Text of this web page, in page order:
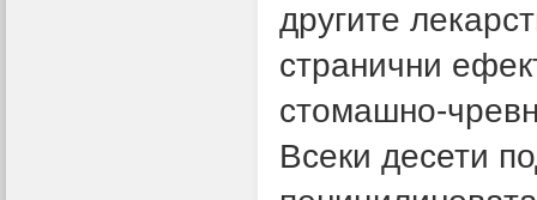
другите
странични
стомашно-
Всеки десети